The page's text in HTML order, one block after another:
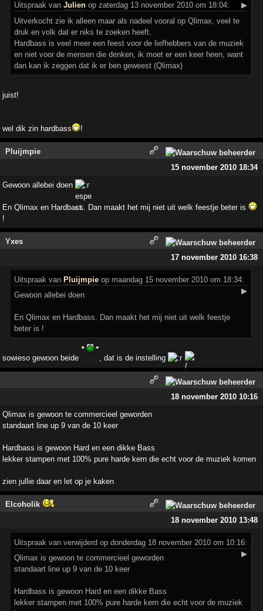
Uitspraak vanJulien op zaterdag 13 november 2010 om 18:04:
▶
Uitverkocht zie ik alleen maar als nadeel vooral op Qlimax, veel te
druk en volk dat er niks te zoeken heeft.
Hardbass is veel meer een feest voor de liefhebbers van de muziek
en niet voor de mensen die denken, ik moet er een keer heen, want
dan kan ik zeggen dat ik er ben geweest (Qlimax)
juist!
wel dik zin hardbass !
Pluijmpie
15 november 2010 18:34
Gewoon allebei doen
En Qlimax en Hardbass. Dan maakt het mij niet uit welk feestje beter is
!
Yxes
17 november 2010 16:38
Uitspraak vanPluijmpie op maandag 15 november 2010 om 18:34:
▶
Gewoon allebei doen
En Qlimax en Hardbass. Dan maakt het mij niet uit welk feestje
beter is !
sowieso gewoon beide , dat is de instelling
18 november 2010 10:16
Qlimax is gewoon te commercieel geworden
standaart line up 9 van de 10 keer
Hardbass is gewoon Hard en een dikke Bass
lekker stampen met 100% pure harde kern die echt voor de muziek komen
zien jullie daar en let op je kaken
Elcoholik
18 november 2010 13:48
Uitspraak van verwijderd op donderdag 18 november 2010 om 10:16:
▶
Qlimax is gewoon te commercieel geworden
standaart line up 9 van de 10 keer
Hardbass is gewoon Hard en een dikke Bass
lekker stampen met 100% pure harde kern die echt voor de muziek